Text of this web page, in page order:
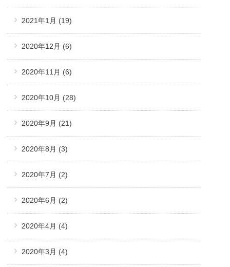
2021年1月 (19)
2020年12月 (6)
2020年11月 (6)
2020年10月 (28)
2020年9月 (21)
2020年8月 (3)
2020年7月 (2)
2020年6月 (2)
2020年4月 (4)
2020年3月 (4)